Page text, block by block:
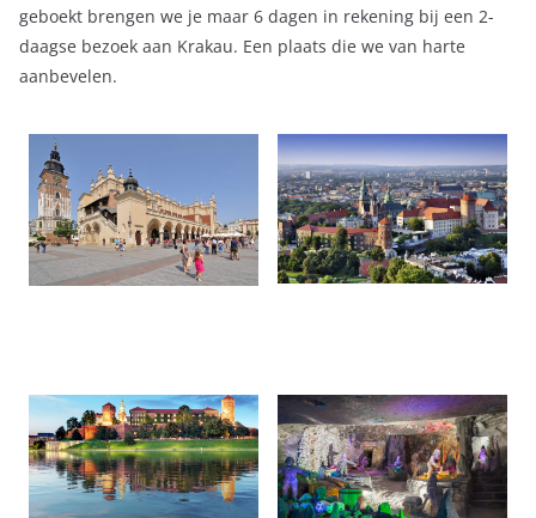
geboekt brengen we je maar 6 dagen in rekening bij een 2-
daagse bezoek aan Krakau. Een plaats die we van harte
aanbevelen.